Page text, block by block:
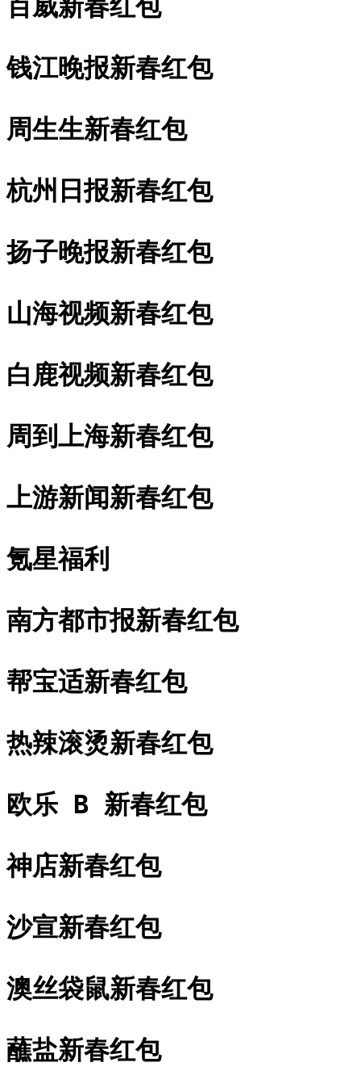
百威新春红包
钱江晚报新春红包
周生生新春红包
杭州日报新春红包
扬子晚报新春红包
山海视频新春红包
白鹿视频新春红包
周到上海新春红包
上游新闻新春红包
氪星福利
南方都市报新春红包
帮宝适新春红包
热辣滚烫新春红包
欧乐 B 新春红包
神店新春红包
沙宣新春红包
澳丝袋鼠新春红包
蘸盐新春红包